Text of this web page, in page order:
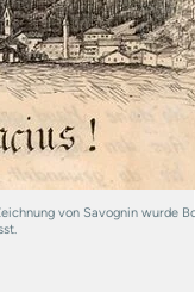
von Savognin wurde